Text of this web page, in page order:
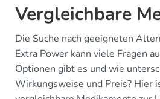
Vergleichbare
Die Suche nach geeigneten
Extra Power kann viele Fragen
Optionen gibt es und wie
Wirkungsweise und Preis? Hier